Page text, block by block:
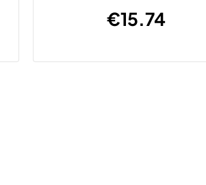
€15.74